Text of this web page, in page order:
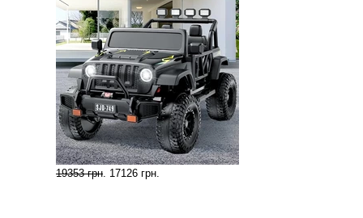
19353 грн. 17126 грн.